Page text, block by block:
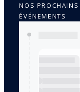
NOS PROCHAINS
ÉVÉNEMENTS